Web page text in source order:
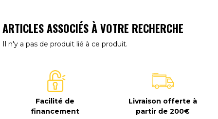
ARTICLES ASSOCIÉS À VOTRE RECHERCHE
Il n'y a pas de produit lié à ce produit.
Facilité de
financement
Livraison offerte à
partir de 200€